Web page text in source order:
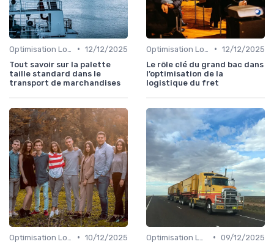
• 12/12/2025
Tout savoir sur la palette
taille standard dans le
transport de marchandises
• 12/12/2025
Le rôle clé du grand bac dans
l’optimisation de la
logistique du fret
• 10/12/2025
• 09/12/2025